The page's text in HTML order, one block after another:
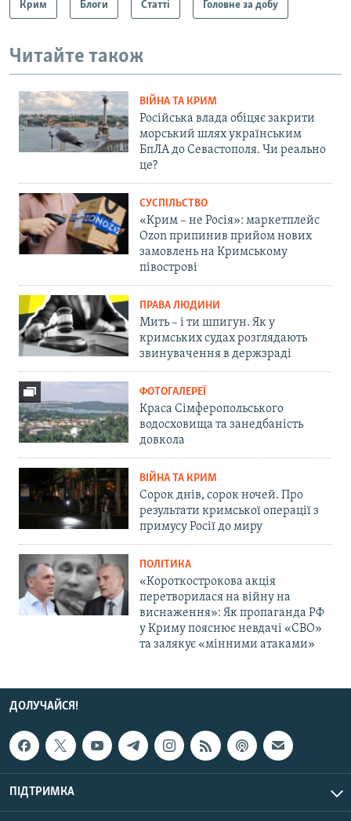
Крим Блоги Статті Головне за добу
Читайте також
ВІЙНА ТА КРИМ
Російська влада обіцяє закрити
морський шлях українським
БпЛА до Севастополя. Чи реально
це?
СУСПІЛЬСТВО
«Крим – не Росія»: маркетплейс
Ozon припинив прийом нових
замовлень на Кримському
півострові
ПРАВА ЛЮДИНИ
Мить – і ти шпигун. Як у
кримських судах розглядають
звинувачення в держзраді
ФОТОГАЛЕРЕЇ
Краса Сімферопольського
водосховища та занедбаність
довкола
ВІЙНА ТА КРИМ
Сорок днів, сорок ночей. Про
результати кримської операції з
примусу Росії до миру
ПОЛІТИКА
«Короткострокова акція
перетворилася на війну на
виснаження»: Як пропаганда РФ
у Криму пояснює невдачі «СВО»
та залякує «мінними атаками»
ДОЛУЧАЙСЯ!
ПІДТРИМКА